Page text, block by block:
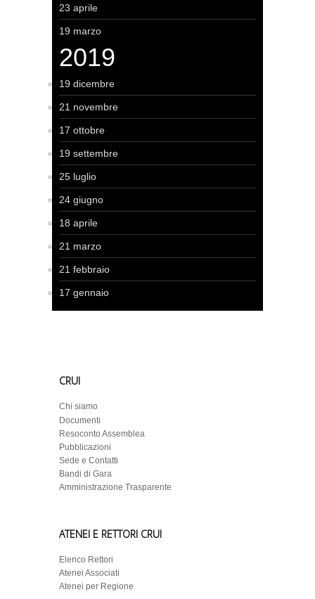
23 aprile
19 marzo
2019
19 dicembre
21 novembre
17 ottobre
19 settembre
25 luglio
24 giugno
18 aprile
21 marzo
21 febbraio
17 gennaio
CRUI
Chi siamo
Documenti
Resoconto Assemblea
Pubblicazioni
Sede e Contatti
Bandi di Gara
Amministrazione Trasparente
ATENEI E RETTORI CRUI
Elenco Rettori
Atenei Associati
Atenei per Regione